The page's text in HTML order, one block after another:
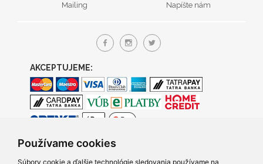
Používame cookies
Súbory cookie a ďalšie technológie sledovania používame na
Mailing
Napíšte nám
AKCEPTUJEME: